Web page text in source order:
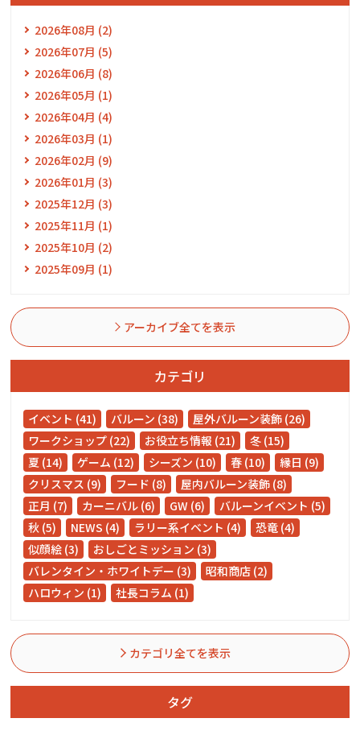
2026年08月 (2)
2026年07月 (5)
2026年06月 (8)
2026年05月 (1)
2026年04月 (4)
2026年03月 (1)
2026年02月 (9)
2026年01月 (3)
2025年12月 (3)
2025年11月 (1)
2025年10月 (2)
2025年09月 (1)
アーカイブ全てを表示
カテゴリ
イベント (41) バルーン (38)
屋外バルーン装飾 (26)
ワークショップ (22)
お役立ち情報 (21)
冬 (15)
夏 (14)
ゲーム (12) シーズン (10) 春 (10)
縁日 (9)
クリスマス (9)
フード (8)
屋内バルーン装飾 (8)
正月 (7)
カーニバル (6) GW (6)
バルーンイベント (5)
秋 (5)
NEWS (4) ラリー系イベント (4)
恐竜 (4)
似顔絵 (3)
おしごとミッション (3)
バレンタイン・ホワイトデー (3)
昭和商店 (2)
ハロウィン (1)
社長コラム (1)
カテゴリ全てを表示
タグ